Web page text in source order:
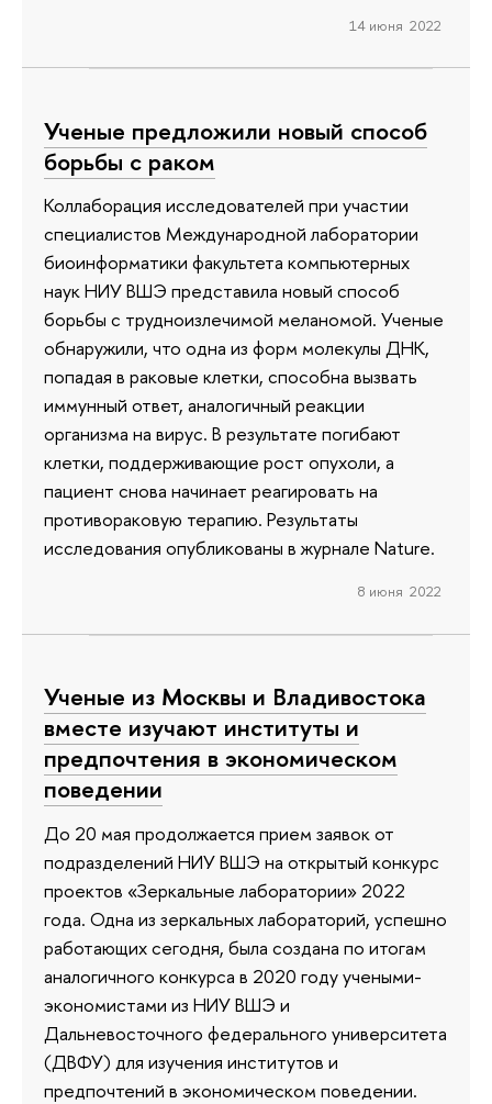
14 июня 2022
Ученые предложили новый способ
борьбы с раком
Коллаборация исследователей при участии
специалистов Международной лаборатории
биоинформатики факультета компьютерных
наук НИУ ВШЭ представила новый способ
борьбы с трудноизлечимой меланомой. Ученые
обнаружили, что одна из форм молекулы ДНК,
попадая в раковые клетки, способна вызвать
иммунный ответ, аналогичный реакции
организма на вирус. В результате погибают
клетки, поддерживающие рост опухоли, а
пациент снова начинает реагировать на
противораковую терапию. Результаты
исследования опубликованы в журнале Nature.
8 июня 2022
Ученые из Москвы и Владивостока
вместе изучают институты и
предпочтения в экономическом
поведении
До 20 мая продолжается прием заявок от
подразделений НИУ ВШЭ на открытый конкурс
проектов «Зеркальные лаборатории» 2022
года. Одна из зеркальных лабораторий, успешно
работающих сегодня, была создана по итогам
аналогичного конкурса в 2020 году учеными-
экономистами из НИУ ВШЭ и
Дальневосточного федерального университета
(ДВФУ) для изучения институтов и
предпочтений в экономическом поведении.